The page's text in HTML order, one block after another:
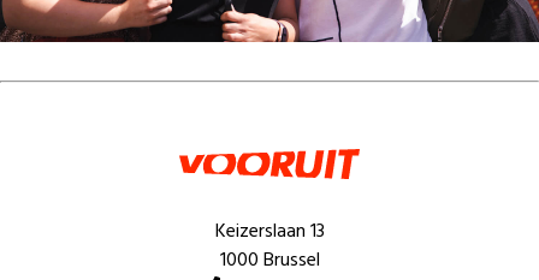
Keizerslaan 13
1000 Brussel